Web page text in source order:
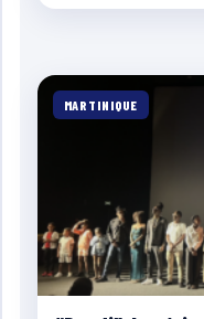
MARTINIQUE